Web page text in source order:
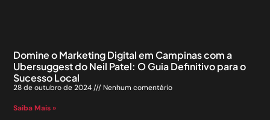
Domine o Marketing Digital em Campinas com a
Ubersuggest do Neil Patel: O Guia Definitivo para o
Sucesso Local
28 de outubro de 2024 Nenhum comentário
Saiba Mais »